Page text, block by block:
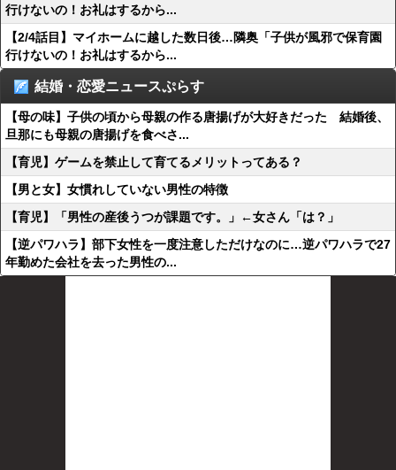
行けないの！お礼はするから...
【2/4話目】マイホームに越した数日後…隣奥「子供が風邪で保育園
行けないの！お礼はするから...
結婚・恋愛ニュースぷらす
【母の味】子供の頃から母親の作る唐揚げが大好きだった 結婚後、
旦那にも母親の唐揚げを食べさ...
【育児】ゲームを禁止して育てるメリットってある？
【男と女】女慣れしていない男性の特徴
【育児】「男性の産後うつが課題です。」←女さん「は？」
【逆パワハラ】部下女性を一度注意しただけなのに…逆パワハラで27
年勤めた会社を去った男性の...